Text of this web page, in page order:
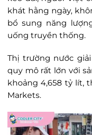
khát hằng ngày,
bổ sung năng
uống truyền thống.
Thị trường nước
quy mô rất lớn với
khoảng 4,658 tỷ lít,
Markets.